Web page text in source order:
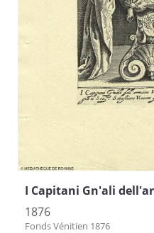
I Capitani Gn'ali
1876
Fonds Vénitien 1876